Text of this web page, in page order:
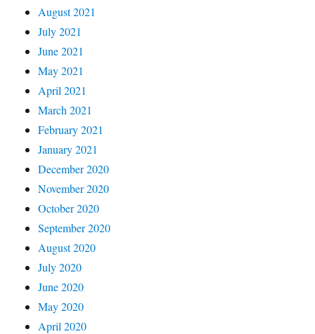
August 2021
July 2021
June 2021
May 2021
April 2021
March 2021
February 2021
January 2021
December 2020
November 2020
October 2020
September 2020
August 2020
July 2020
June 2020
May 2020
April 2020